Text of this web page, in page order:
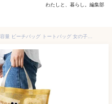
わたしと、暮らし。編集部
メッシュ プールバッグ 手提げ 大容量 ビーチバッグ トートバッグ 女の子 男の子 大人 キッズ ジュニア サマーバッグ スイミングバッグ 水泳バッグ ママ 温泉バッグ アウトドア スポーツ 海 女性 男性 送料無料